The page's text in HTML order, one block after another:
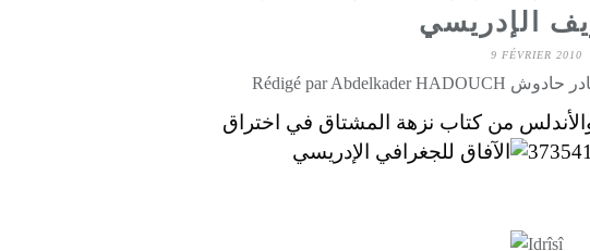
الإدريسي
9 FÉVRIER 2010
من كتاب نزهة المشتاق في اختراق
الآفاق للجغرافي الإدريسي